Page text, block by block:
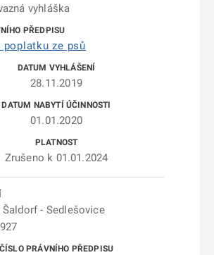
vyhláška
ze psů
28.11.2019
01.01.2020
Zrušeno k 01.01.2024
Šaldorf - Sedlešovice